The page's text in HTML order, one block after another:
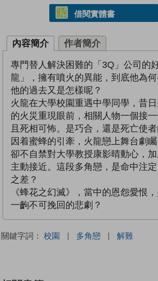
借閱實體書
內容簡介 作者簡介
專門替人解決困難的「3Q」公司的
龍」，擁有噴火的異能，到底他為
他的過去又是怎樣呢？
火龍在大學校園重遇中學同學，昔
的火災重現眼前，相關人物一個接一
且死相可怖。是巧合，還是死亡使者
因着蜜蜂的引牽，火龍戀上舞台劇矚
卻不自禁對大學教授康影晴動心，
主動接近。這段多角戀，是命中注
之差？
《蜂花之幻滅》，當中的恩怨愛恨
一齣不可挽回的悲劇？
關鍵字詞： 校園 | 多角戀 | 解難